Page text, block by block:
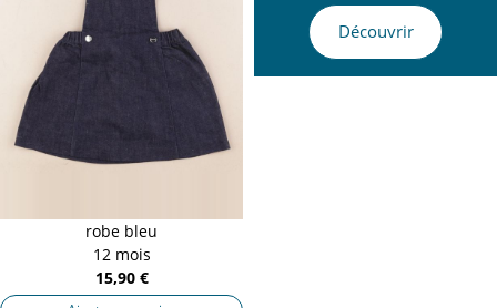
robe bleu
12 mois
15,90 €
Découvrir